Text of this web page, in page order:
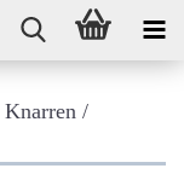
Knarren /